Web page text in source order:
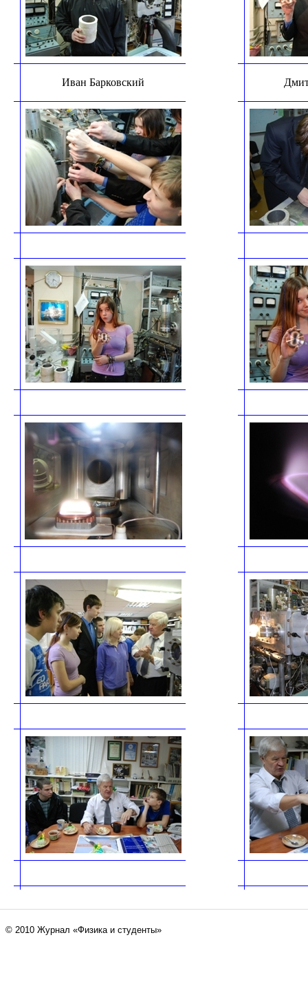
Иван Барковский
© 2010 Журнал «Физика и студенты»